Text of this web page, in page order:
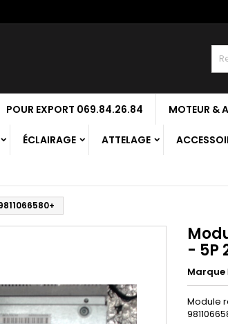
POUR EXPORT 069.84.26.84 MOTEUR &
ÉCLAIRAGE ATTELAGE
- 5P
Marque
Module